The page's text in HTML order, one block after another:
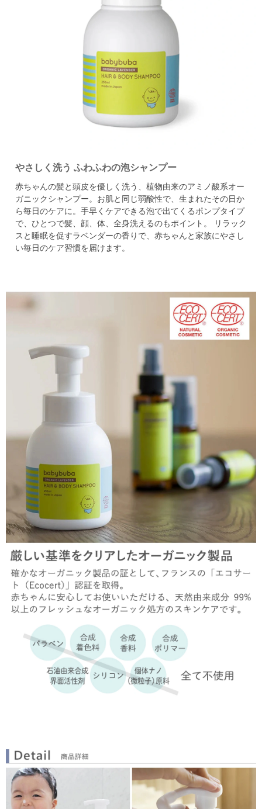
やさしく洗う ふわふわの泡シャンプー
赤ちゃんの髪と頭皮を優しく洗う、植物由来のアミノ酸系オー
ガニックシャンプー。 お肌と同じ弱酸性で、生まれたその日か
ら毎日のケアに。 手早くケアできる泡で出てくるポンプタイプ
で、ひとつで髪、顔、体、全身洗えるのもポイント。
リラック
スと睡眠を促すラベンダーの香りで、赤ちゃんと家族にやさし
い毎日のケア習慣を届けます。